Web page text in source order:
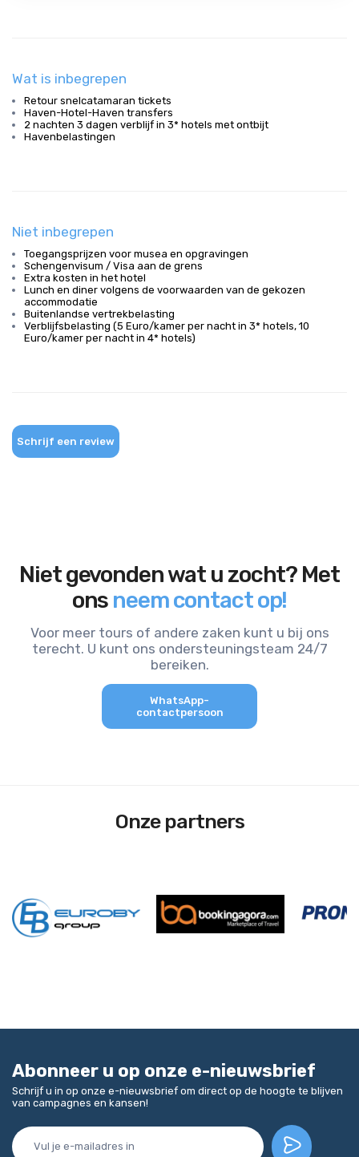
Wat is inbegrepen
Retour snelcatamaran tickets
Haven-Hotel-Haven transfers
2 nachten 3 dagen verblijf in 3* hotels met ontbijt
Havenbelastingen
Niet inbegrepen
Toegangsprijzen voor musea en opgravingen
Schengenvisum / Visa aan de grens
Extra kosten in het hotel
Lunch en diner volgens de voorwaarden van de gekozen
accommodatie
Buitenlandse vertrekbelasting
Verblijfsbelasting (5 Euro/kamer per nacht in 3* hotels, 10
Euro/kamer per nacht in 4* hotels)
Schrijf een review
Niet gevonden wat u zocht? Met
ons neem contact op!
Voor meer tours of andere zaken kunt u bij ons
terecht. U kunt ons ondersteuningsteam 24/7
bereiken.
WhatsApp-
contactpersoon
Onze partners
Abonneer u op onze e-nieuwsbrief
Schrijf u in op onze e-nieuwsbrief om direct op de hoogte te blijven
van campagnes en kansen!